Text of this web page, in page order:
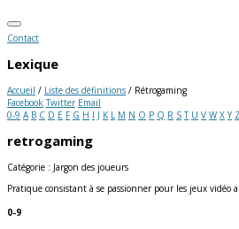
Contact
Lexique
Accueil / Liste des définitions / Rétrogaming
Facebook Twitter Email
0-9 A B C D E F G H I J K L M N O P Q R S T U V W X Y Z
retrogaming
Catégorie : Jargon des joueurs
Pratique consistant à se passionner pour les jeux vidéo
0-9